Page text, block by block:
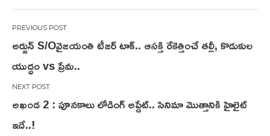
Post
navigation
అర్జున్ S/Oవైజయంతి టీజర్ టాక్.. ఆసక్తి రేకెత్తించే తల్లీ, కొడుకుల
యుద్ధం vs ప్రేమ..
అఖండ 2 : పూనకాలు లోడింగ్ అప్డేట్.. సినిమా మొత్తానికి హైలైట్
ఇదే..!